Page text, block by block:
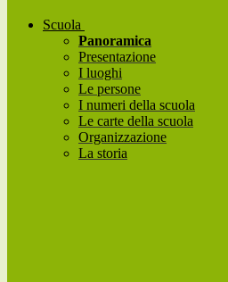
Scuola
Panoramica
Presentazione
I luoghi
Le persone
I numeri della scuola
Le carte della scuola
Organizzazione
La storia